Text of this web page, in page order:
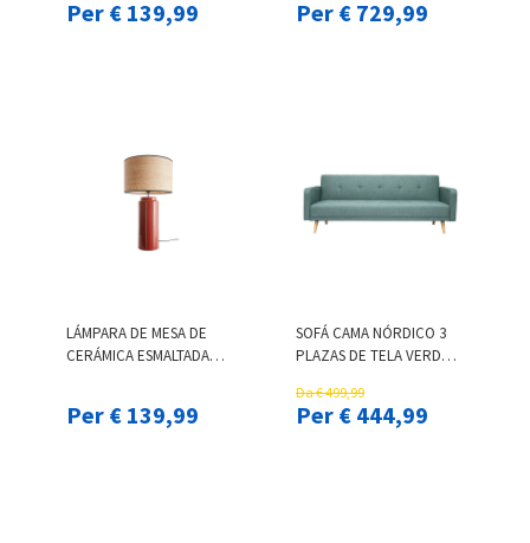
MAJES
Per € 139,99
CM EGO
Per € 729,99
LÁMPARA DE MESA DE
CERÁMICA ESMALTADA
NATURAL 64 CM MAJES
Per € 139,99
SOFÁ CAMA NÓRDICO 3
PLAZAS DE TELA VERDE
CLARA ULLA
Da € 499,99
Per € 444,99